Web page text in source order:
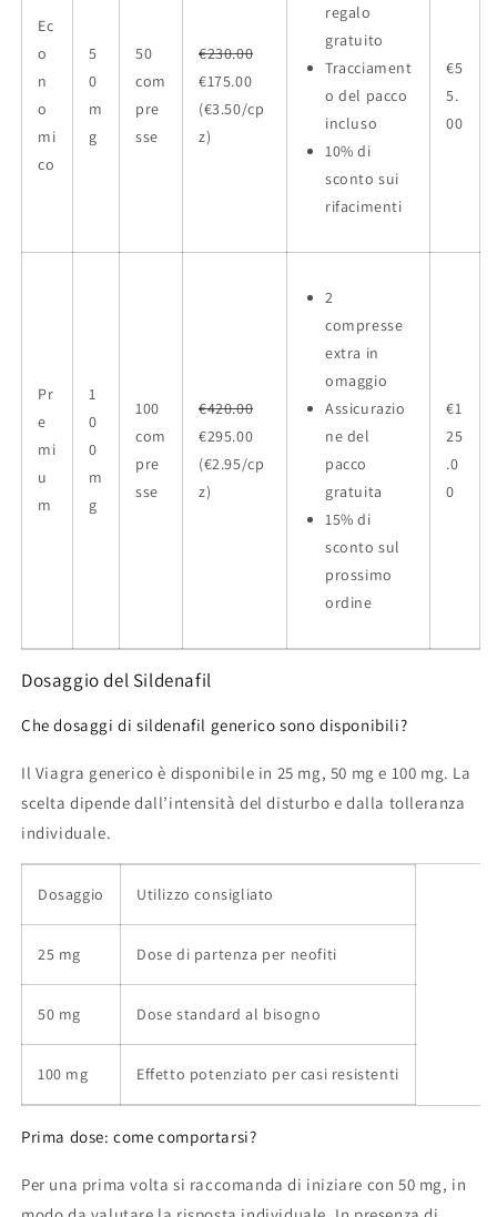
Ec
o
n
o
mi
co
5
0
m
g
50
com
pre
sse
€230.00
€175.00
(€3.50/cp
z)
regalo
gratuito
Tracciament
o del pacco
incluso
10% di
sconto sui
rifacimenti
€5
5.
00
Pr
e
mi
u
m
1
0
0
m
g
100
com
pre
sse
€420.00
€295.00
(€2.95/cp
z)
2
compresse
extra in
omaggio
Assicurazio
ne del
pacco
gratuita
15% di
sconto sul
prossimo
ordine
€1
25
.0
0
Dosaggio del Sildenafil
Che dosaggi di sildenafil generico sono disponibili?
Il Viagra generico è disponibile in 25 mg, 50 mg e 100 mg. La
scelta dipende dall’intensità del disturbo e dalla tolleranza
individuale.
Dosaggio Utilizzo consigliato
25 mg Dose di partenza per neofiti
50 mg Dose standard al bisogno
100 mg Effetto potenziato per casi resistenti
Prima dose: come comportarsi?
Per una prima volta si raccomanda di iniziare con 50 mg, in